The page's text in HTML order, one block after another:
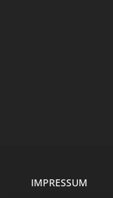
IMPRESSUM